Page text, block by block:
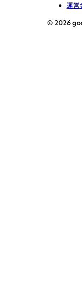
運営
© 2026